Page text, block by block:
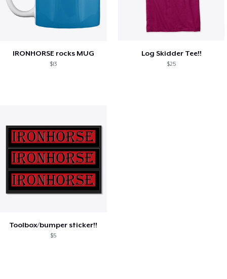
IRONHORSE rocks MUG
$13
Log Skidder Tee!!
$25
Toolbox/bumper sticker!!
$5